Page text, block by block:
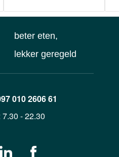
beter eten,
lekker geregeld
010 2606 61
7.30 - 22.30